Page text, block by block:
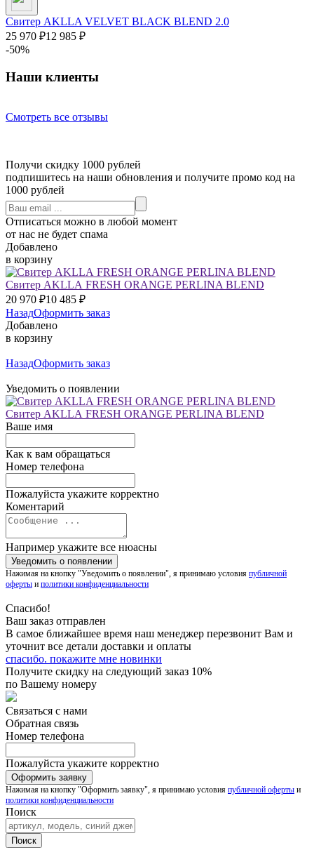
Свитер AKLLA VELVET BLACK BLEND 2.0
25 970 ₽12 985 ₽
-50%
Наши клиенты
Смотреть все отзывы
Получи скидку 1000 рублей
подпишитесь на наши обновления и получите промо код на
1000 рублей
Отписаться можно в любой момент
от нас не будет спама
Добавлено
в корзину
Свитер AKLLA FRESH ORANGE PERLINA BLEND
20 970 ₽10 485 ₽
НазадОформить заказ
Добавлено
в корзину
НазадОформить заказ
Уведомить о появлении
Свитер AKLLA FRESH ORANGE PERLINA BLEND
Ваше имя
Как к вам обращаться
Номер телефона
Пожалуйста укажите корректно
Коментарий
Например укажите все нюасны
Нажимая на кнопку "Уведомить о появлении", я принимаю условия публичной
оферты и политики конфиденциальности
Спасибо!
Ваш заказ отправлен
В самое ближайшее время наш менеджер перезвонит Вам и
уточнит все детали доставки и оплаты
спасибо. покажите мне новинки
Получите скидку на следующий заказ 10%
по Вашему номеру
Связаться с нами
Обратная связь
Номер телефона
Пожалуйста укажите корректно
Нажимая на кнопку "Оформить заявку", я принимаю условия публичной оферты и
политики конфиденциальности
Поиск